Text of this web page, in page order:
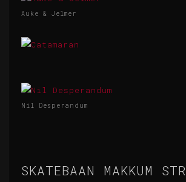
Auke & Jelmer
Nil Desperandum
SKATEBAAN MAKKUM